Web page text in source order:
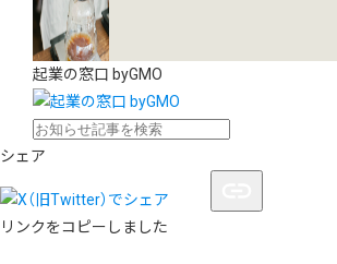
起業の窓口 byGMO
シェア
リンクをコピーしました